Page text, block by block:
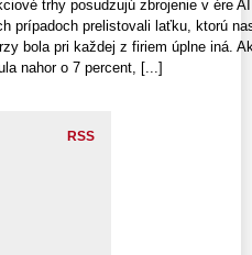
trhy posudzujú zbrojenie v ére
prípadoch prelistovali laťku, ktorú
bola pri každej z firiem úplne iná.
nahor o 7 percent, [...]
RSS